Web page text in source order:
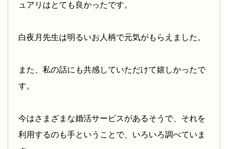
ュアリはとても良かったです。
白夜月先生は明るいお人柄で元気がもらえました。
また、私の話にも共感していただけて嬉しかったで
す。
今はさまざまな婚活サービスがあるそうで、それを
利用するのも手ということで、いろいろ調べていま